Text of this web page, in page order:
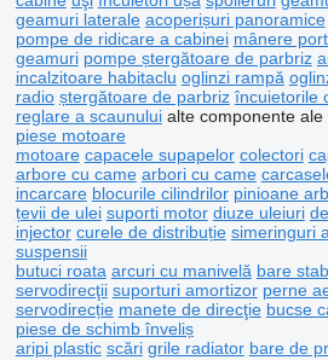
geamuri laterale acoperișuri panoramice
pompe de ridicare a cabinei mânere
geamuri pompe ștergătoare de parbriz
incalzitoare habitaclu oglinzi rampă
radio ștergătoare de parbriz încuietorile
reglare a scaunului alte componente ale
piese motoare
motoare capacele supapelor colectori
arbore cu came arbori cu came
incarcare blocurile cilindrilor pinioane
țevii de ulei suporti motor diuze uleiuri
injector curele de distribuție simeringuri
suspensii
butuci roata arcuri cu manivelă bare
servodirecţii suporturi amortizor perne
servodirecție manete de direcţie bucse
piese de schimb înveliș
aripi plastic scări grile radiator bare de